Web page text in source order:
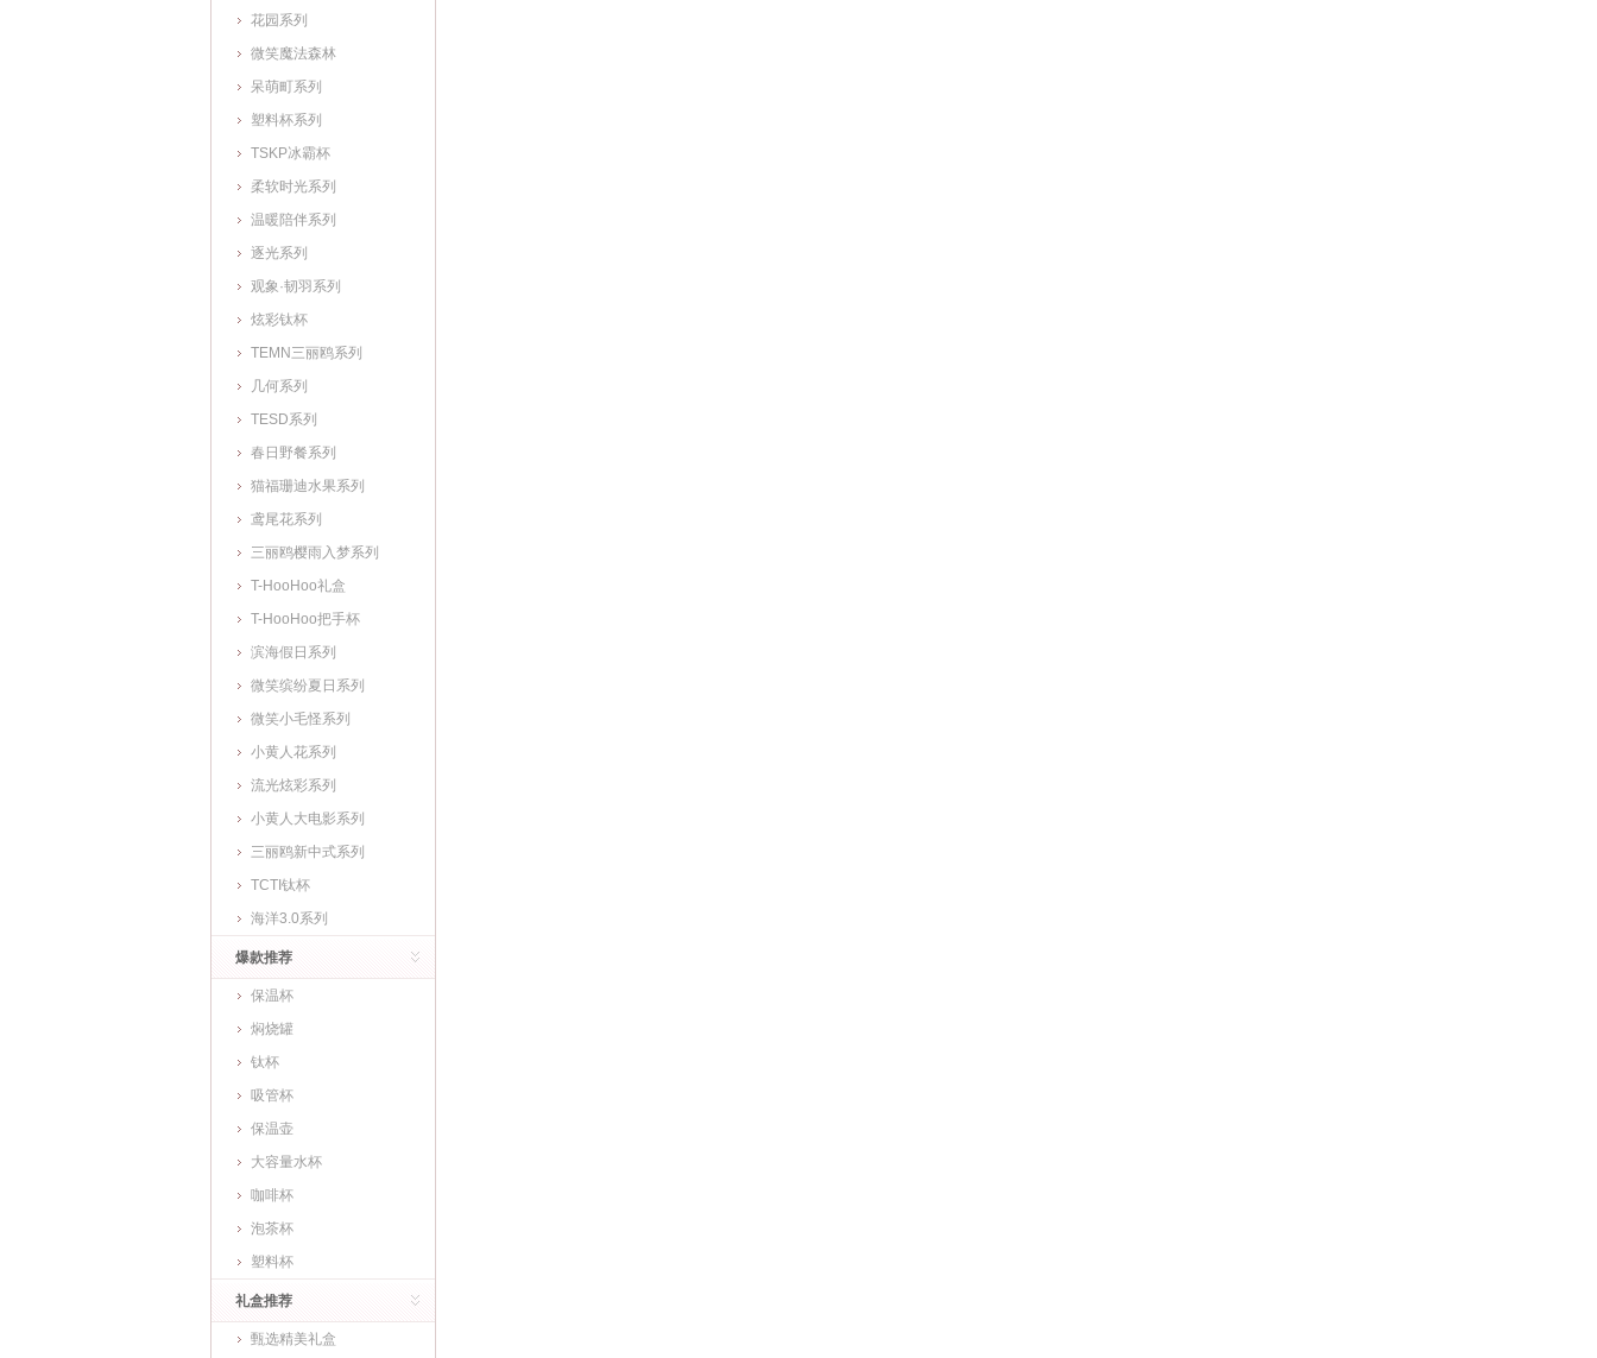
花园系列
微笑魔法森林
呆萌町系列
塑料杯系列
TSKP冰霸杯
柔软时光系列
温暖陪伴系列
逐光系列
观象·韧羽系列
炫彩钛杯
TEMN三丽鸥系列
几何系列
TESD系列
春日野餐系列
猫福珊迪水果系列
鸢尾花系列
三丽鸥樱雨入梦系列
T-HooHoo礼盒
T-HooHoo把手杯
滨海假日系列
微笑缤纷夏日系列
微笑小毛怪系列
小黄人花系列
流光炫彩系列
小黄人大电影系列
三丽鸥新中式系列
TCTI钛杯
海洋3.0系列
爆款推荐
保温杯
焖烧罐
钛杯
吸管杯
保温壶
大容量水杯
咖啡杯
泡茶杯
塑料杯
礼盒推荐
甄选精美礼盒